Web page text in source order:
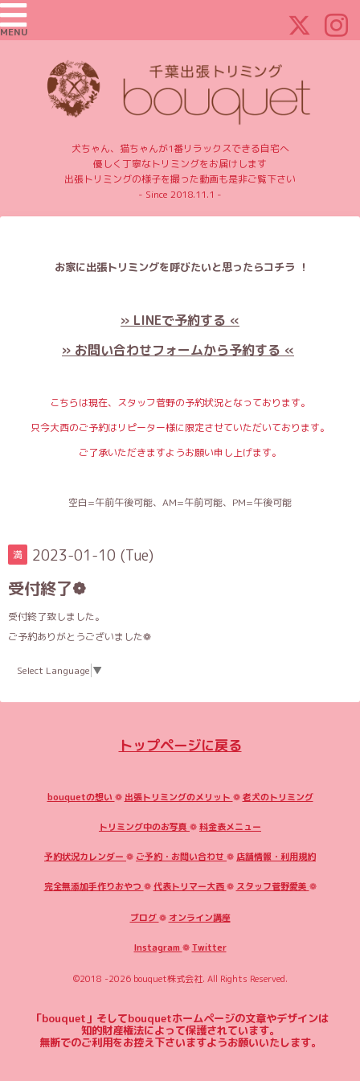
MENU
犬ちゃん、猫ちゃんが1番リラックスできる自宅へ
優しく丁寧なトリミングをお届けします
出張トリミングの様子を撮った動画も是非ご覧下さい
- Since 2018.11.1 -
お家に出張トリミングを呼びたいと思ったらコチラ ！
» LINEで予約する «
» お問い合わせフォームから予約する «
こちらは現在、スタッフ菅野の予約状況となっております。
只今大西のご予約はリピーター様に限定させていただいております。
ご了承いただきますようお願い申し上げます。
空白=午前午後可能、AM=午前可能、PM=午後可能
満 2023-01-10 (Tue)
受付終了❁︎
受付終了致しました。
ご予約ありがとうございました❁︎
Select Language ▼
トップページに戻る
bouquetの想い ❁ 出張トリミングのメリット ❁老犬のトリミング
トリミング中のお写真 ❁料金表メニュー
予約状況カレンダー ❁ ご予約・お問い合わせ ❁ 店舗情報・利用規約
完全無添加手作りおやつ ❁代表トリマー大西❁ スタッフ菅野愛美 ❁
ブログ❁ オンライン講座
Instagram ❁Twitter
©2018 -2026 bouquet株式会社. All Rights Reserved.
「bouquet」そしてbouquetホームページの文章やデザインは
知的財産権法によって保護されています。
無断でのご利用をお控え下さいますようお願いいたします。